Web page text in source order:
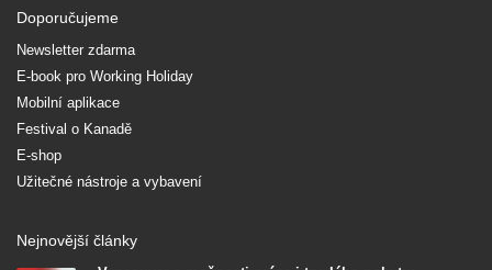
Doporučujeme
Newsletter zdarma
E-book pro Working Holiday
Mobilní aplikace
Festival o Kanadě
E-shop
Užitečné nástroje a vybavení
Nejnovější články